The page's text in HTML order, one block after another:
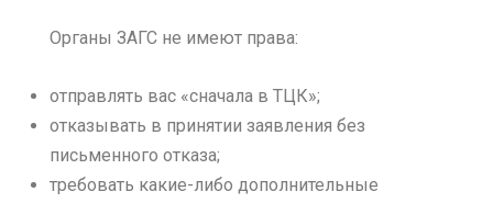
Органы ЗАГС не имеют права:
отправлять вас «сначала в ТЦК»;
отказывать в принятии заявления без
письменного отказа;
требовать какие-либо дополнительные